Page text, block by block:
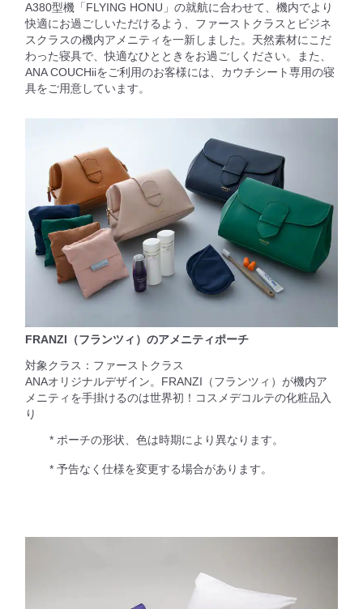
A380型機「FLYING HONU」の就航に合わせて、機内でより
快適にお過ごしいただけるよう、ファーストクラスとビジネ
スクラスの機内アメニティを一新しました。天然素材にこだ
わった寝具で、快適なひとときをお過ごしください。また、
ANA COUCHiiをご利用のお客様には、カウチシート専用の寝
具をご用意しています。
FRANZI（フランツィ）のアメニティポーチ
対象クラス：ファーストクラス
ANAオリジナルデザイン。FRANZI（フランツィ）が機内ア
メニティを手掛けるのは世界初！コスメデコルテの化粧品入
り
* ポーチの形状、色は時期により異なります。
* 予告なく仕様を変更する場合があります。